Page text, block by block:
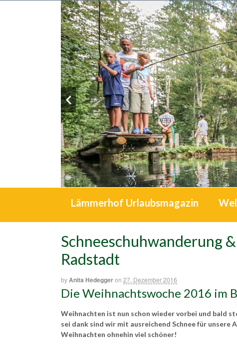
Lämmerhof Urlaubsmagazin
Schneeschuhwanderung
Radstadt
byAnita Hedeggeron 27. Dezember 2016
Die Weihnachtswoche 2016 im
Weihnachten ist nun schon wieder vorbei und bald
sei dank sind wir mit ausreichend Schnee für
Weihnachten ohnehin viel schöner!